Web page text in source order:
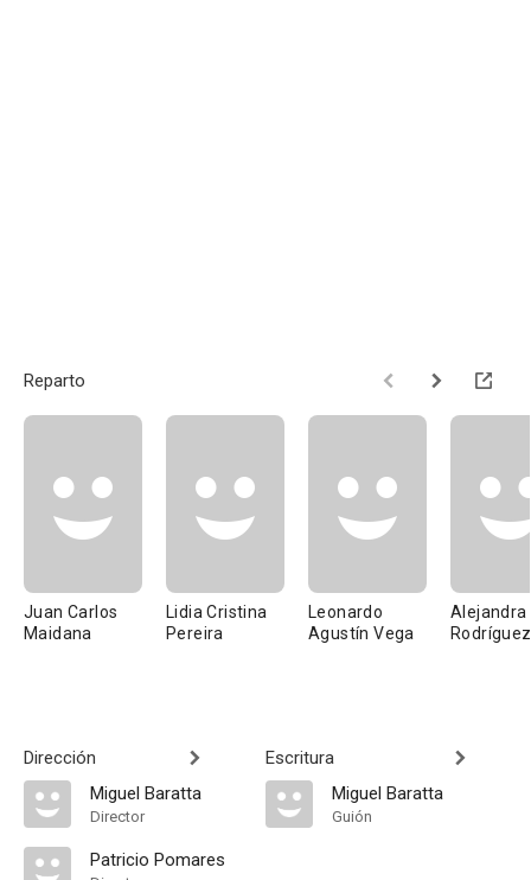
Reparto
Juan Carlos
Maidana
Lidia Cristina
Pereira
Leonardo
Agustín Vega
Alejandra
Rodríguez
Dirección
Miguel Baratta
Director
Patricio Pomares
Escritura
Miguel Baratta
Guión